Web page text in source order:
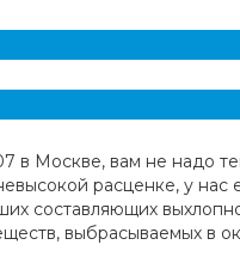
в Москве, вам не надо
расценке, у нас
составляющих
выбрасываемых в